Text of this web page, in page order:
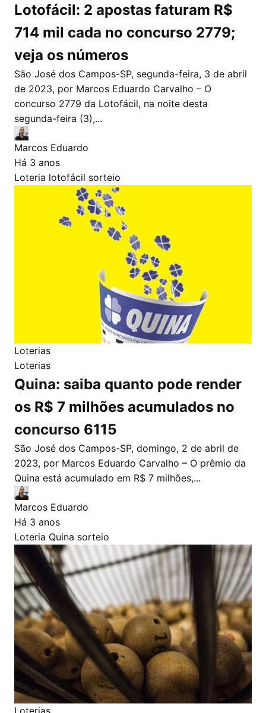
Lotofácil: 2 apostas faturam R$
714 mil cada no concurso 2779;
veja os números
São José dos Campos-SP, segunda-feira, 3 de abril
de 2023, por Marcos Eduardo Carvalho – O
concurso 2779 da Lotofácil, na noite desta
segunda-feira (3),...
Marcos Eduardo
Há 3 anos
Loteria lotofácil sorteio
Loterias
Loterias
Quina: saiba quanto pode render
os R$ 7 milhões acumulados no
concurso 6115
São José dos Campos-SP, domingo, 2 de abril de
2023, por Marcos Eduardo Carvalho – O prêmio da
Quina está acumulado em R$ 7 milhões,...
Marcos Eduardo
Há 3 anos
Loteria Quina sorteio
Loterias